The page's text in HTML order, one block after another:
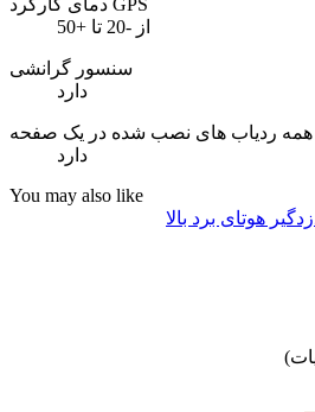
دمای کارکرد GPS
از -20 تا +50
سنسور گرانشی
دارد
همه ردیاب های نصب شده در یک صفحه
دارد
You may also like